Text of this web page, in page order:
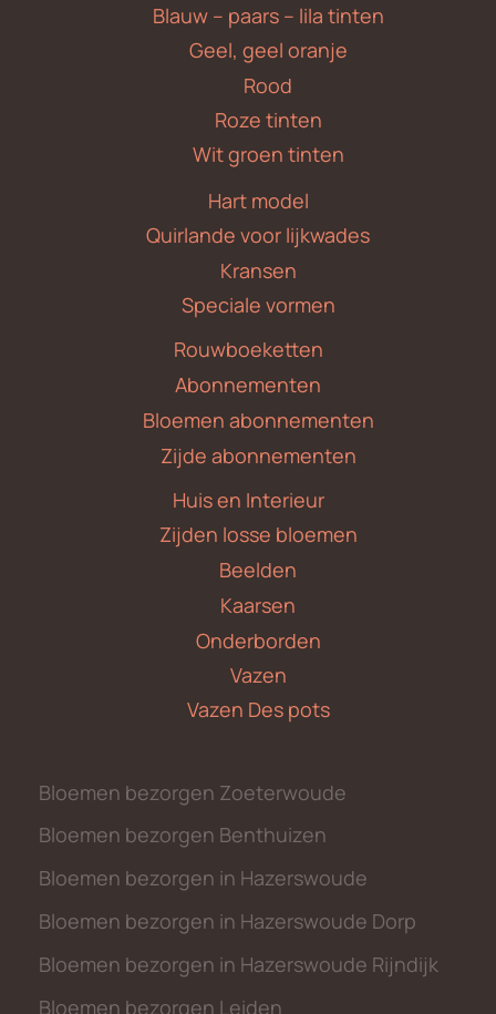
Blauw – paars – lila tinten
Geel, geel oranje
Rood
Roze tinten
Wit groen tinten
Hart model
Quirlande voor lijkwades
Kransen
Speciale vormen
Rouwboeketten
Abonnementen
Bloemen abonnementen
Zijde abonnementen
Huis en Interieur
Zijden losse bloemen
Beelden
Kaarsen
Onderborden
Vazen
Vazen Des pots
Bloemen bezorgen Zoeterwoude
Bloemen bezorgen Benthuizen
Bloemen bezorgen in Hazerswoude
Bloemen bezorgen in Hazerswoude Dorp
Bloemen bezorgen in Hazerswoude Rijndijk
Bloemen bezorgen Leiden